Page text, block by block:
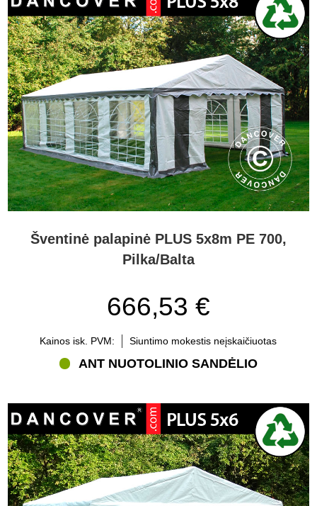
Šventinė palapinė PLUS 5x8m PE 700,
Pilka/Balta
666,53 €
Kainos isk. PVM: Siuntimo mokestis neįskaičiuotas
ANT NUOTOLINIO SANDĖLIO